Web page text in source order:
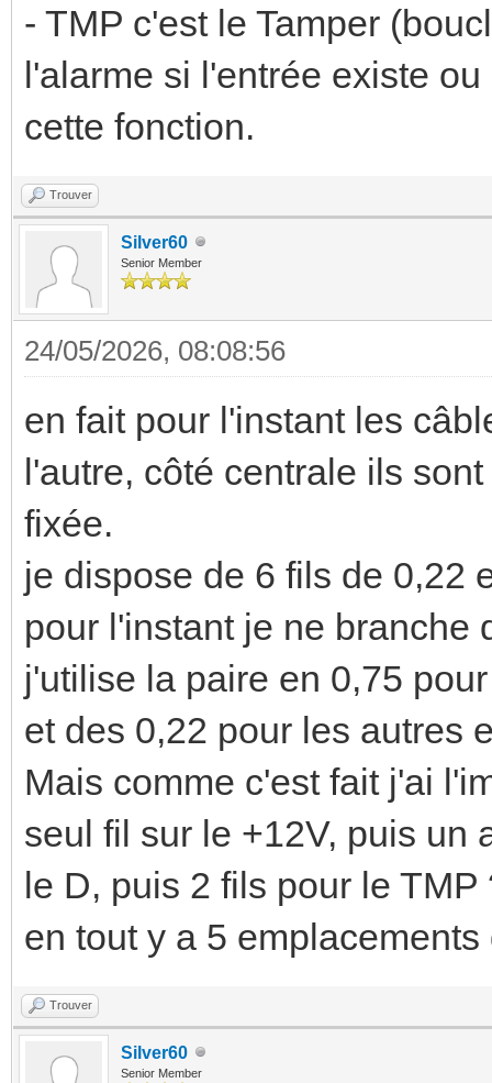
- TMP c'est le Tamper
l'alarme si l'entrée existe
cette fonction.
Trouver
Silver60
Senior Member
24/05/2026, 08:08:56
en fait pour l'instant les
l'autre, côté centrale ils
fixée.
je dispose de 6 fils de 0,22
pour l'instant je ne branche
j'utilise la paire en 0,75
et des 0,22 pour les autres
Mais comme c'est fait j'ai
seul fil sur le +12V, puis un
le D, puis 2 fils pour le TMP
en tout y a 5
Trouver
Silver60
Senior Member